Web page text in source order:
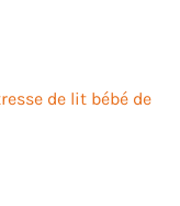
de lit bébé de